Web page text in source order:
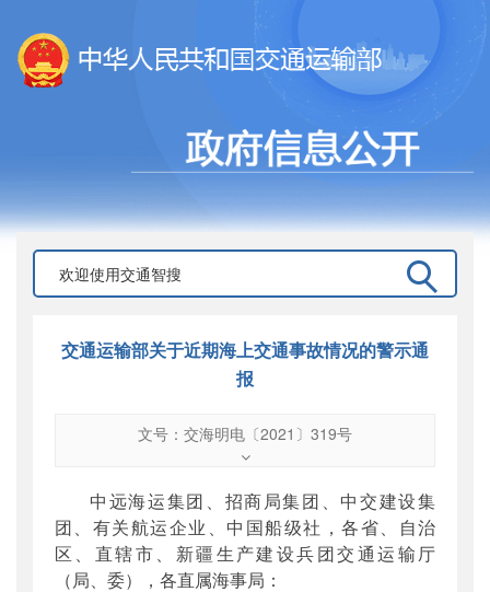
交通运输部关于近期海上交通事故情况的警示通
报
文号：交海明电〔2021〕319号
交海明电〔2021〕319号
索引号
公开日期：2022年01月24日
主题词：
海上交通事故
机构分类
：海事局
中远海运集团、招商局集团、中交建设集
团、有关航运企业、中国船级社，各省、自治
区、直辖市、新疆生产建设兵团交通运输厅
（局、委），各直属海事局：